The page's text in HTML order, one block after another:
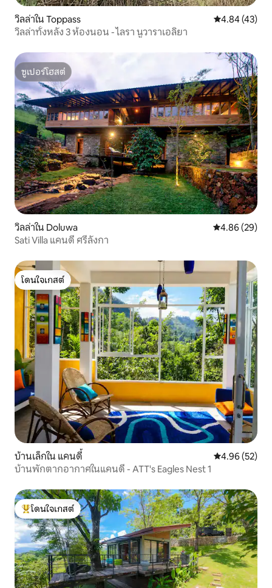
วิลล่าใน Toppass คะแนนเฉลี่ย
4.84 (43)
วิลล่าทั้งหลัง 3 ห้องนอน - ไลรา นูวาราเอลิยา
ซูเปอร์โฮสต์
ซูเปอร์โฮสต์
วิลล่าใน Doluwa คะแนนเฉลี่ย
4.86 (29)
Sati Villa แคนดี ศรีลังกา
โดนใจเกสต์
โดนใจเกสต์
บ้านเล็กใน แคนดี้ คะแนนเฉลี่ย
4.96 (52)
บ้านพักตากอากาศในแคนดี้ - ATT's Eagles Nest 1
โดนใจเกสต์ที่สุด
โดนใจเกสต์